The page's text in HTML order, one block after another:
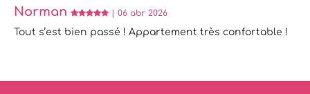
Norman
| 06 abr 2026
Tout s’est bien passé ! Appartement très confortable !